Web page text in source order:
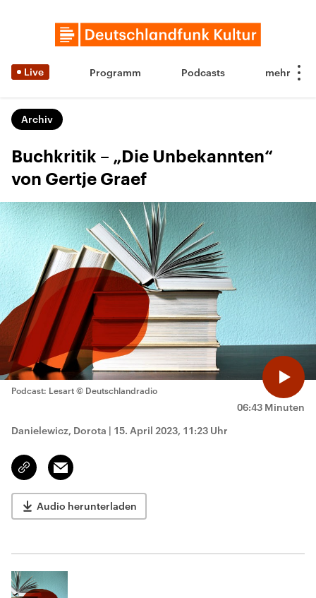
Live Programm Podcasts
Archiv
Buchkritik – „Die Unbekannten“
von Gertje Graef
06:43 Minuten
Podcast: Lesart © Deutschlandradio
Danielewicz, Dorota | 15. April 2023, 11:23 Uhr
Link
kopieren/teilen
Email
Audio herunterladen